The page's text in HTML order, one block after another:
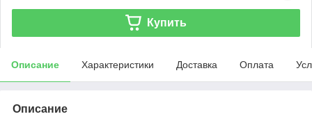
Купить
Описание Характеристики Доставка Оплата
Описание